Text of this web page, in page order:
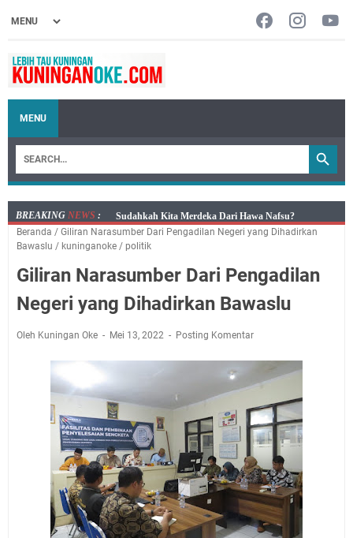
MENU
BREAKING NEWS :
Info Sembako di Pasar Kepuh Kuningan Kamis 6
Agustus 2026, Daging Naik, Telur Turun
2026 Ada Tiga Acara
Kamis 6 Agustus 2026 Mobil Samling Ada di Alun-alun
Luragung, Ini Persyaratan dan Besaran Biayanya
Layanan Mobil Samsat Keliling Kuningan Kamis 6
Embun Pagi Kamis 6 Agustus 2026: Tidak Semua
Keterlambatan Berarti Kegagalan
Setiap Noda Ada Pembersihnya, Salat Bisa Menjadi
Pembersih Dosa Kita, Ini Jadwal Salat Wilayah
Kuningan Kamis 6 Agustus 2026
Agenda Kegiatan Bupati, Wabup dan Sekda Kuningan
Rabu 5 Agustus 2026 Masing-masing Dua Acara
Ini Lokasi Samling Kuningan Rabu 5 Agustus 2026
Uniku Jadi Tuan Rumah Pendampingan Penyusunan
Beranda / Giliran Narasumber Dari Pengadilan Negeri yang Dihadirkan
Bawaslu / kuninganoke / politik
Giliran Narasumber Dari Pengadilan
Negeri yang Dihadirkan Bawaslu
Oleh Kuningan Oke Mei 13, 2022 Posting Komentar